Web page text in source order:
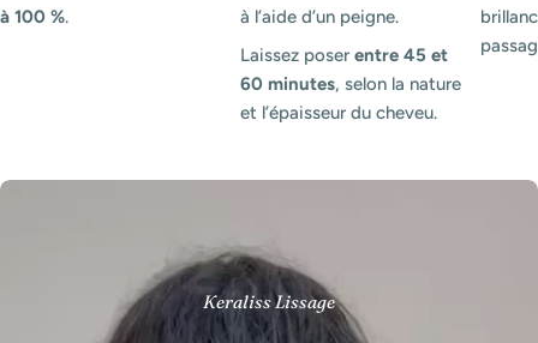
à 100 %.
à l’aide d’un peigne.
Laissez poserentre 45 et
60 minutes, selon la nature
et l’épaisseur du cheveu.
Keraliss Lissage